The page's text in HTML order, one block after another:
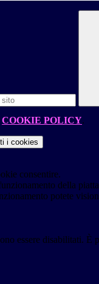
COOKIE POLICY.
i cookies
consentire.
della
potete
essere disabilitati.